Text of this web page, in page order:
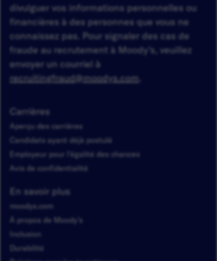
divulguer vos informations personnelles ou
financières à des personnes que vous ne
connaissez pas. Pour signaler des cas de
fraude au recrutement à Moody’s, veuillez
envoyer un courriel à
recruitingfraud@moodys.com
Carrières
Aperçu des carrières
Candidats ayant déjà postulé
Employeur pour l'égalité des chances
Avis de confidentialité
En savoir plus
moodys.com
À propos de Moody’s
Inclusion
Durabilité